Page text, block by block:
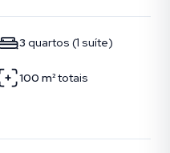
3 quartos (1 suíte)
100 m²totais